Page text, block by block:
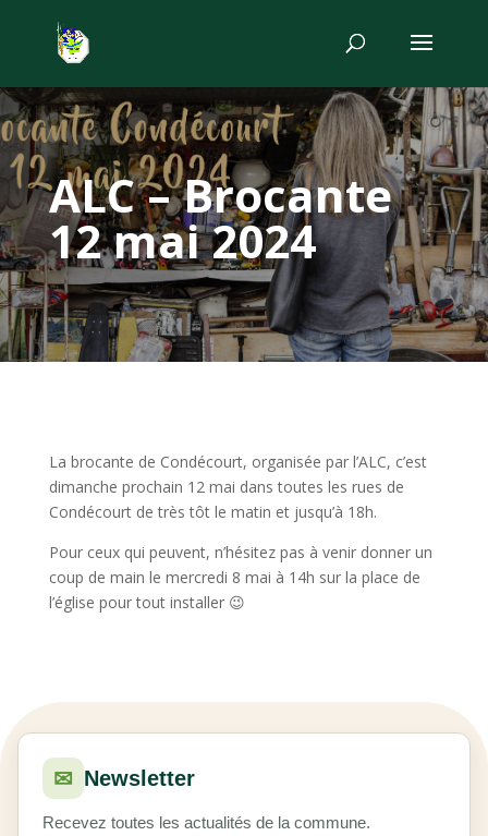
ALC – Brocante
12 mai 2024
La brocante de Condécourt, organisée par l’ALC, c’est
dimanche prochain 12 mai dans toutes les rues de
Condécourt de très tôt le matin et jusqu’à 18h.
Pour ceux qui peuvent, n’hésitez pas à venir donner un
coup de main le mercredi 8 mai à 14h sur la place de
l’église pour tout installer 😉
✉ Newsletter
Recevez toutes les actualités de la commune.